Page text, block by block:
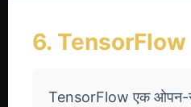
6. TensorFlow
TensorFlow एक ओपन-